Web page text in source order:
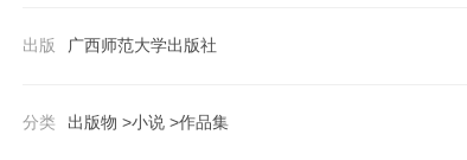
文学奖、吴三连文艺奖等。
出版 广西师范大学出版社
分类 出版物 >小说 >作品集